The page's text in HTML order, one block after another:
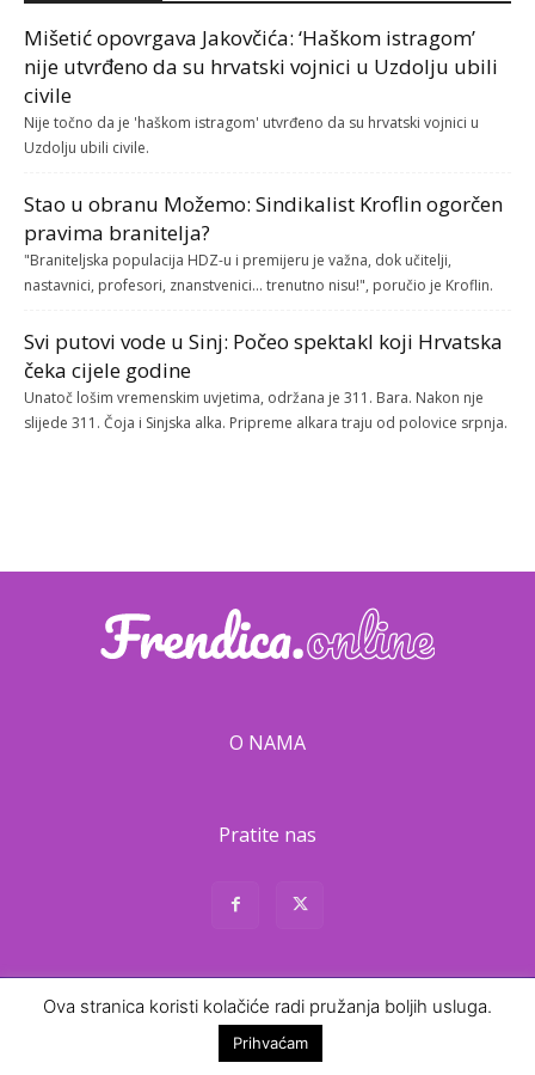
Mišetić opovrgava Jakovčića: ‘Haškom istragom’
nije utvrđeno da su hrvatski vojnici u Uzdolju ubili
civile
Nije točno da je 'haškom istragom' utvrđeno da su hrvatski vojnici u
Uzdolju ubili civile.
Stao u obranu Možemo: Sindikalist Kroflin ogorčen
pravima branitelja?
"Braniteljska populacija HDZ-u i premijeru je važna, dok učitelji,
nastavnici, profesori, znanstvenici... trenutno nisu!", poručio je Kroflin.
Svi putovi vode u Sinj: Počeo spektakl koji Hrvatska
čeka cijele godine
Unatoč lošim vremenskim uvjetima, održana je 311. Bara. Nakon nje
slijede 311. Čoja i Sinjska alka. Pripreme alkara traju od polovice srpnja.
O NAMA
Pratite nas
About Contact
© Frendica · 2026
Ova stranica koristi kolačiće radi pružanja boljih usluga.
Prihvaćam